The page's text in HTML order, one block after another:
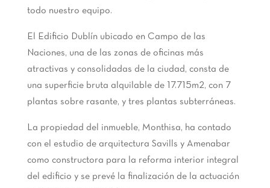
todo nuestro equipo.
El Edificio Dublín ubicado en Campo de las
Naciones, una de las zonas de oficinas más
atractivas y consolidadas de la ciudad, consta de
una superficie bruta alquilable de 17.715m2, con 7
plantas sobre rasante, y tres plantas subterráneas.
La propiedad del inmueble, Monthisa, ha contado
con el estudio de arquitectura Savills y Amenabar
como constructora para la reforma interior integral
del edificio y se prevé la finalización de la actuación